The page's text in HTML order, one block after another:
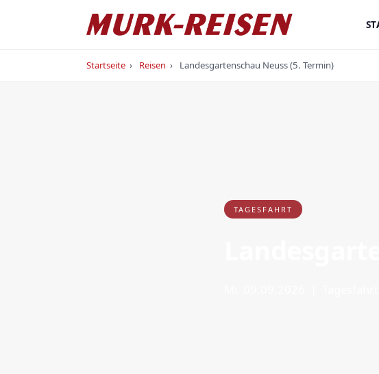
Startseite › Reisen › Landesgartenschau Neuss (5. Termin)
TAGESFAHRT